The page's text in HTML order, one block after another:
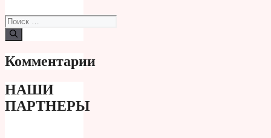
Поиск:
Комментарии
НАШИ
ПАРТНЕРЫ